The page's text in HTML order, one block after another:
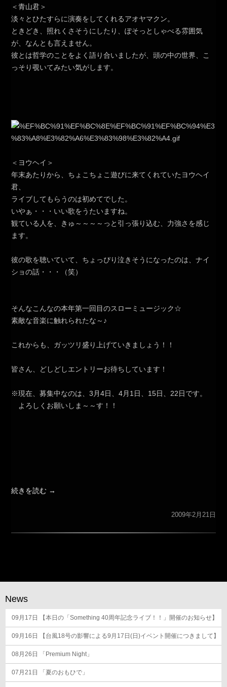
＜青山君＞
淡々とひたすらに演奏をしてくれるアオヤマクン。
ときどき、照れくさそうにしたり、ぽそっとしゃべる雰囲気
が、なんとも言えません。
彼とは哲学のことをよく語り合いましたが、頭の中の世界、こ
っそり覗いてみたい気がします。
＜ヨウヘイ＞
年末あたりから、ちょこちょこ遊びに来てくれていたヨウヘイ
君、
ライブしてもらうのは初めてでした。
いやぁ・・・いい歌をうたいますね。
観ている人を、きゅ～～～～っと引っ張り込む、力強さを感じ
ます。
彼の歌を聴いていて、ちょっぴり泣きそうになったのは、ナイ
ショの話・・・（笑）
そんなこんなの本年第一回目のスローミュージック☆
素敵な音楽に触れられたな～♪
これからも、ガッツリ盛り上げていきましょう！！
皆さん、どしどしエントリーお待ちしています！
※現在、募集中なのは、3月4日、4月1日、15日、22日です。
よろしくお願いしま～～す！！
続きを読む →
2009年2月21日
News
09月17日 【本日の「Something 40周年記念ライブ！！」開催のお知らせ】
09月16日 【台風18号の影響による9月17日(日)イベント開催につきまして】
08月26日 「Premium Night」
07月21日 「夏のおもひで」